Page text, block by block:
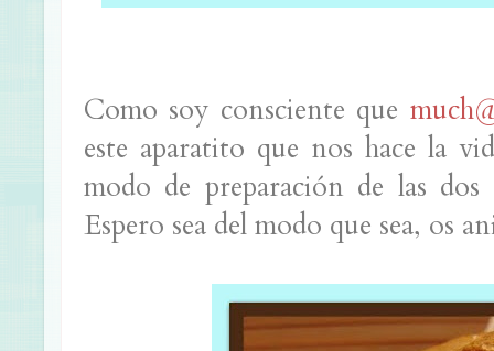
Como soy consciente que
este aparatito que nos hace la
modo de preparación de las
Espero sea del modo que sea, os